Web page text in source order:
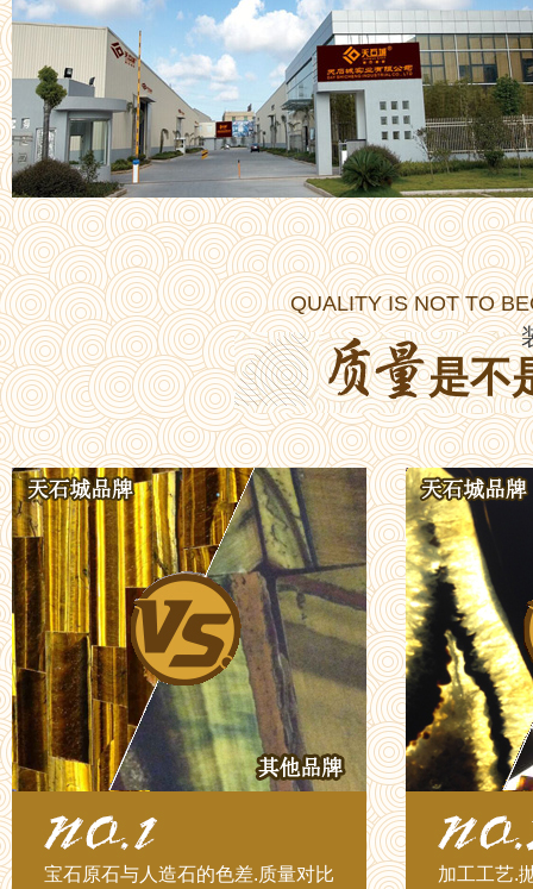
QUALITY IS NOT TO
是不
宝石原石与人造石的色差.质量对比 加工工艺.